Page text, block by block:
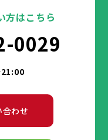
方はこちら
0029
わせ